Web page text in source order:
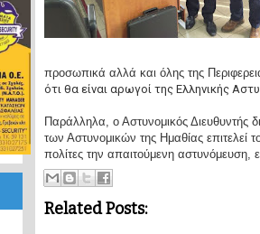
προσωπικά αλλά και όλης της
ότι θα είναι αρωγοί της Ελληνικής
Παράλληλα, ο Αστυνομικός Διευθυντής
των Αστυνομικών της Ημαθίας επιτελεί
πολίτες την απαιτούμενη
Related Posts: